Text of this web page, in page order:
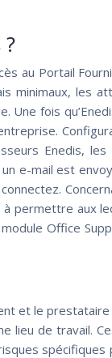
au Portail
minimaux, les
Une fois
Enedis,
e-mail est
permettre aux
Office
et le
lieu de travail.